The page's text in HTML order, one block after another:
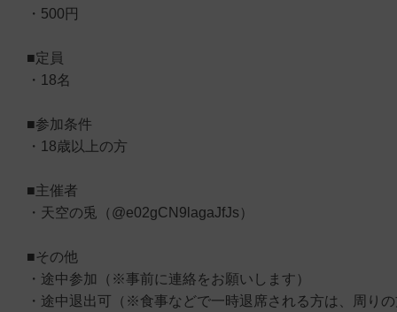
・500円
■定員
・18名
■参加条件
・18歳以上の方
■主催者
・天空の兎（@e02gCN9lagaJfJs）
■その他
・途中参加（※事前に連絡をお願いします）
・途中退出可（※食事などで一時退席される方は、周り